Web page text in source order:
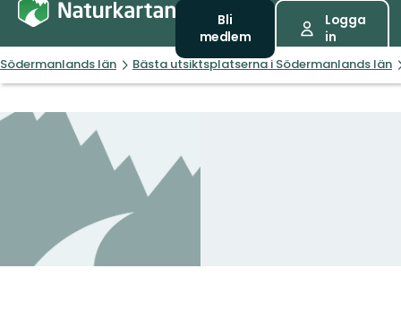
Bli
medlem
Logga
in
Södermanlands län Bästa utsiktsplatserna i Södermanlands län